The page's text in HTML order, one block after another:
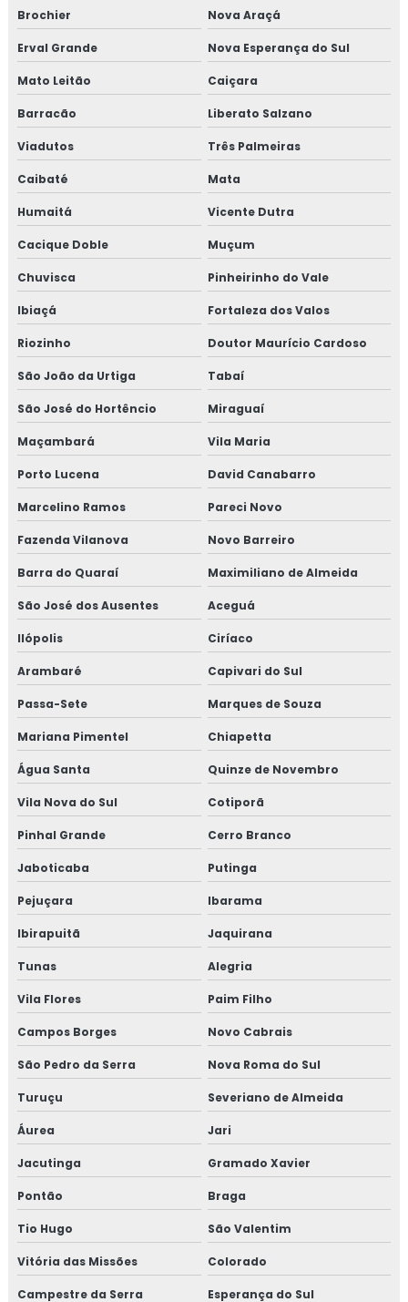
Brochier Nova Araçá
Erval Grande Nova Esperança do Sul
Mato Leitão Caiçara
Barracão Liberato Salzano
Viadutos Três Palmeiras
Caibaté Mata
Humaitá Vicente Dutra
Cacique Doble Muçum
Chuvisca Pinheirinho do Vale
Ibiaçá Fortaleza dos Valos
Riozinho Doutor Maurício Cardoso
São João da Urtiga Tabaí
São José do Hortêncio Miraguaí
Maçambará Vila Maria
Porto Lucena David Canabarro
Marcelino Ramos Pareci Novo
Fazenda Vilanova Novo Barreiro
Barra do Quaraí Maximiliano de Almeida
São José dos Ausentes Aceguá
Ilópolis Ciríaco
Arambaré Capivari do Sul
Passa-Sete Marques de Souza
Mariana Pimentel Chiapetta
Água Santa Quinze de Novembro
Vila Nova do Sul Cotiporã
Pinhal Grande Cerro Branco
Jaboticaba Putinga
Pejuçara Ibarama
Ibirapuitã Jaquirana
Tunas Alegria
Vila Flores Paim Filho
Campos Borges Novo Cabrais
São Pedro da Serra Nova Roma do Sul
Turuçu Severiano de Almeida
Áurea Jari
Jacutinga Gramado Xavier
Pontão Braga
Tio Hugo São Valentim
Vitória das Missões Colorado
Campestre da Serra Esperança do Sul